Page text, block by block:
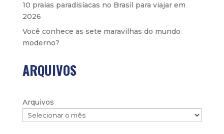
10 praias paradisíacas no Brasil para viajar em
2026
Você conhece as sete maravilhas do mundo
moderno?
ARQUIVOS
Arquivos